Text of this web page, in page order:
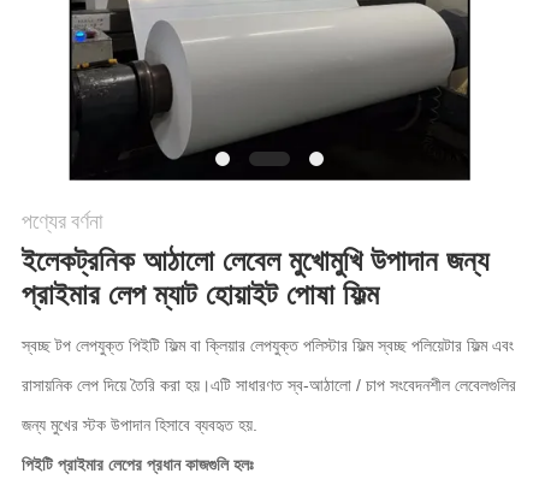
গোপনীয়তা
পণ্যের বর্ণনা
ইলেকট্রনিক আঠালো লেবেল মুখোমুখি উপাদান জন্য
প্রাইমার লেপ ম্যাট হোয়াইট পোষা ফিল্ম
স্বচ্ছ টপ লেপযুক্ত পিইটি ফিল্ম বা ক্লিয়ার লেপযুক্ত পলিস্টার ফিল্ম স্বচ্ছ পলিয়েটার ফিল্ম এবং
রাসায়নিক লেপ দিয়ে তৈরি করা হয়।এটি সাধারণত স্ব-আঠালো / চাপ সংবেদনশীল লেবেলগুলির
জন্য মুখের স্টক উপাদান হিসাবে ব্যবহৃত হয়.
পিইটি প্রাইমার লেপের প্রধান কাজগুলি হলঃ